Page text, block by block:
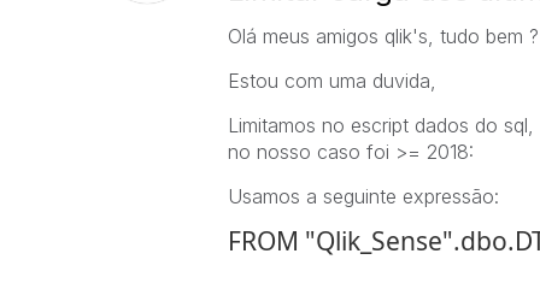
Olá meus amigos qlik's, tudo bem ?
Estou com uma duvida,
Limitamos no escript dados do
no nosso caso foi >= 2018:
Usamos a seguinte expressão:
FROM